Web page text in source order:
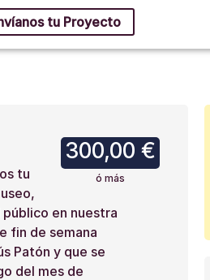
tu Proyecto
300,00 €
ó más
tu
en nuestra
fin de semana
Patón y que se
del mes de